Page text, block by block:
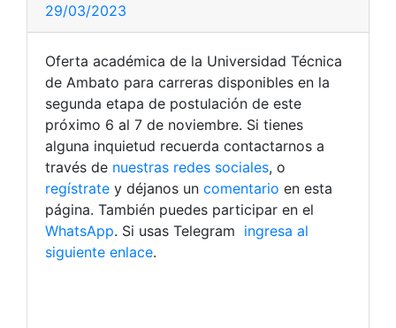
29/03/2023
Oferta académica de la Universidad Técnica
de Ambato para carreras disponibles en la
segunda etapa de postulación de este
próximo 6 al 7 de noviembre. Si tienes
alguna inquietud recuerda contactarnos a
través de nuestras redes sociales, o
regístrate y déjanos un comentario en esta
página. También puedes participar en el
WhatsApp. Si usas Telegram ingresa al
siguiente enlace.